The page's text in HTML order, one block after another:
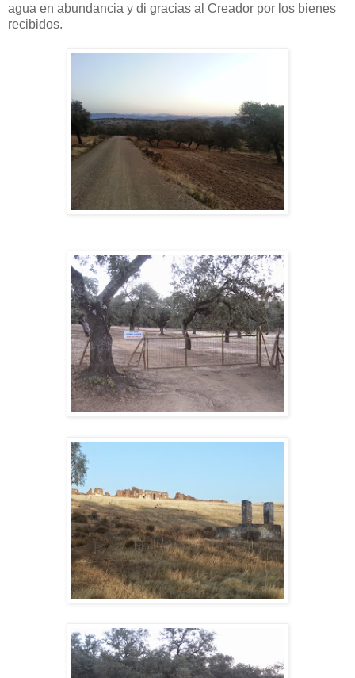
agua en abundancia y di gracias al Creador por los bienes
recibidos.